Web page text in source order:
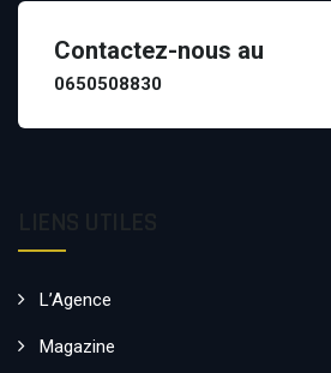
Contactez-nous au
0650508830
L’Agence
Magazine